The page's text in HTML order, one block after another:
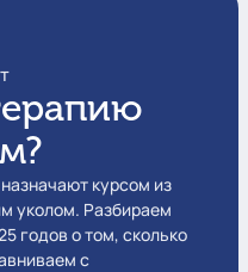
курсом из
уколом. Разбираем
годов о том, сколько
с